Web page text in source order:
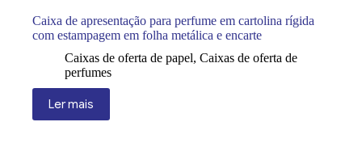
Caixa de apresentação para perfume em cartolina rígida
com estampagem em folha metálica e encarte
Caixas de oferta de papel, Caixas de oferta de
perfumes
Ler mais